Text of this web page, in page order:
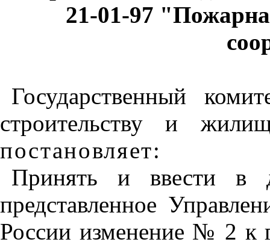
21-01-97
Государственный
строительству и
постановляет:
Принять и ввести в
представленное
России изменение № 2 к